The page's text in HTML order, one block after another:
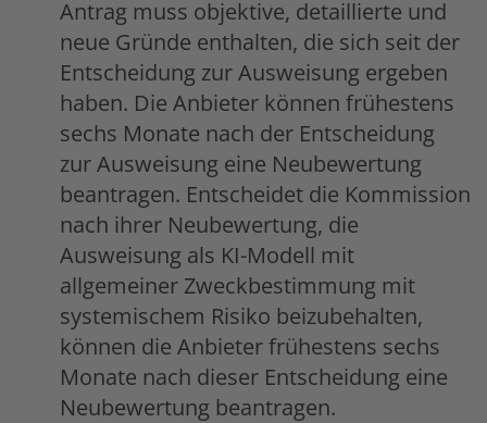
Antrag muss objektive, detaillierte und
neue Gründe enthalten, die sich seit der
Entscheidung zur Ausweisung ergeben
haben. Die Anbieter können frühestens
sechs Monate nach der Entscheidung
zur Ausweisung eine Neubewertung
beantragen. Entscheidet die Kommission
nach ihrer Neubewertung, die
Ausweisung als KI-Modell mit
allgemeiner Zweckbestimmung mit
systemischem Risiko beizubehalten,
können die Anbieter frühestens sechs
Monate nach dieser Entscheidung eine
Neubewertung beantragen.